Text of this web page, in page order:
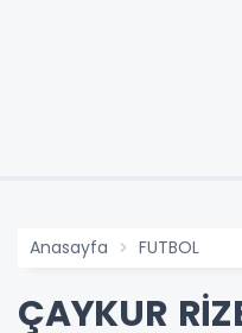
Anasayfa FUTBOL
ÇAYKUR